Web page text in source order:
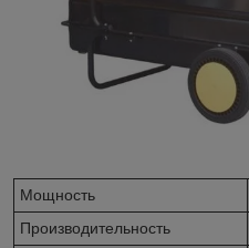
Мощность
Производительность